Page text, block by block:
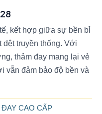
kết hợp giữa sự bền bỉ
truyền thống. Với
thảm đay mang lại vẻ
vẫn đảm bảo độ bền và
ĐAY CAO CẤP